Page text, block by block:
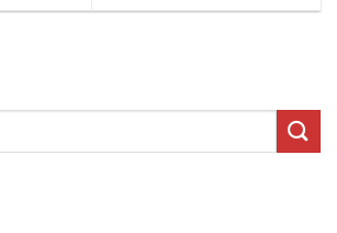
lên top
đồng với một công ty ứng